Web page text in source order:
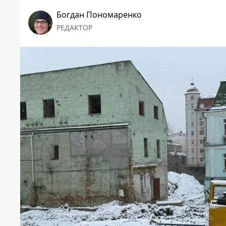
Богдан Пономаренко
РЕДАКТОР